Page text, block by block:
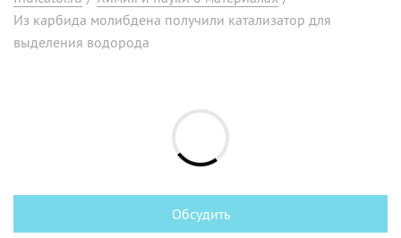
Из карбида молибдена получили катализатор для
выделения водорода
Обсудить